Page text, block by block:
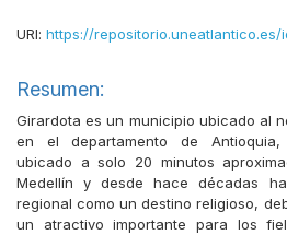
URI: https://repositorio.uneatlantico.es/
Resumen:
Girardota es un municipio ubicado al
en el departamento de Antioquia,
ubicado a solo 20 minutos
Medellín y desde hace décadas
regional como un destino religioso,
un atractivo importante para los